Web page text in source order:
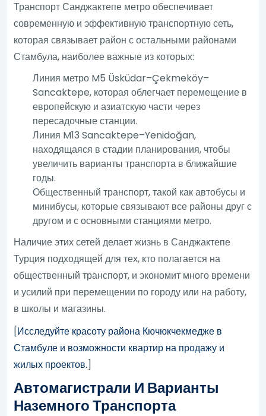
Транспорт Санджактепе метро обеспечивает
современную и эффективную транспортную сеть,
которая связывает район с остальными районами
Стамбула, наиболее важные из которых:
Линия метро M5 Üsküdar–Çekmeköy–
Sancaktepe, которая облегчает перемещение в
европейскую и азиатскую части через
пересадочные станции.
Линия M13 Sancaktepe–Yenidoğan,
находящаяся в стадии планирования, чтобы
увеличить варианты транспорта в ближайшие
годы.
Общественный транспорт, такой как автобусы и
минибусы, которые связывают все районы друг с
другом и с основными станциями метро.
Наличие этих сетей делает жизнь в Санджактепе
Турция подходящей для тех, кто полагается на
общественный транспорт, и экономит много времени
и усилий при перемещении по городу или на работу,
в школы и магазины.
[Исследуйте красоту района Кючюкчекмедже в
Стамбуле и возможности квартир на продажу и
жилых проектов.]
Автомагистрали И Варианты
Наземного Транспорта